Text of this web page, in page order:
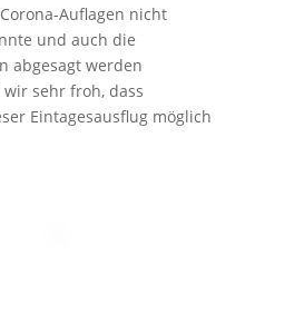
Auflagen nicht
und auch die
abgesagt werden
sehr froh, dass
Eintagesausflug möglich